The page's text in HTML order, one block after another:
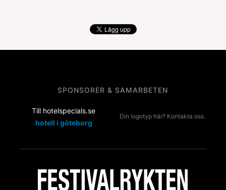
SPONSORER & SAMARBETEN
Till hotelspecials.se
hotell i göteborg
Din logotyp här? Kontakta oss.